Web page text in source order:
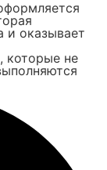
и оказывает
которые не